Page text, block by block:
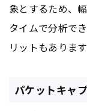
象とするため、
タイムで分析で
リットもあります
パケットキャ